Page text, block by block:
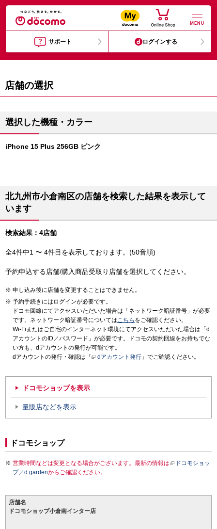
MENU
サポート ログインする
店舗の選択
選択した機種・カラー
iPhone 15 Plus 256GB ピンク
北九州市小倉南区の店舗を検索した結果を表示して
います
検索結果：4店舗
全4件中1 〜 4件目を表示しております。(50音順)
予約申込する店舗/購入商品受取り店舗を選択してください。
申し込み後に店舗を変更することはできません。
予約手続きにはログインが必要です。
ドコモ回線にてアクセスいただいた場合は「ネットワーク暗証番号」が必要
です。ネットワーク暗証番号についてはこちら をご確認ください。
Wi-Fiまたはご自宅のインターネット環境にてアクセスいただいた場合は「d
アカウントのID／パスワード」が必要です。ドコモの契約回線をお持ちでな
い方も、dアカウントの発行が可能です。
dアカウントの発行・確認は「
dアカウント発行 」でご確認ください。
ドコモショップを表示
量販店などを表示
ドコモショップ
営業時間などは変更となる場合がございます。最新の情報は
ドコモショッ
プ／d gardenからご確認ください。
店舗名
ドコモショップ小倉南インター店